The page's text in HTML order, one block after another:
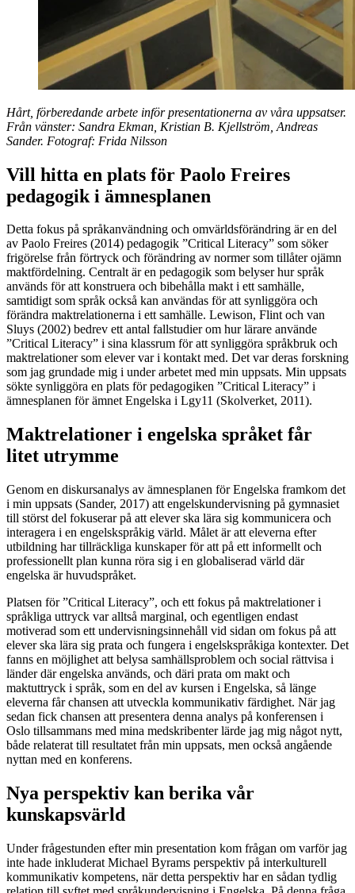
Hårt, förberedande arbete inför presentationerna av våra uppsatser.
Från vänster: Sandra Ekman, Kristian B. Kjellström, Andreas
Sander. Fotograf: Frida Nilsson
Vill hitta en plats för Paolo Freires
pedagogik i ämnesplanen
Detta fokus på språkanvändning och omvärldsförändring är en del
av Paolo Freires (2014) pedagogik ”Critical Literacy” som söker
frigörelse från förtryck och förändring av normer som tillåter ojämn
maktfördelning. Centralt är en pedagogik som belyser hur språk
används för att konstruera och bibehålla makt i ett samhälle,
samtidigt som språk också kan användas för att synliggöra och
förändra maktrelationerna i ett samhälle. Lewison, Flint och van
Sluys (2002) bedrev ett antal fallstudier om hur lärare använde
”Critical Literacy” i sina klassrum för att synliggöra språkbruk och
maktrelationer som elever var i kontakt med. Det var deras forskning
som jag grundade mig i under arbetet med min uppsats. Min uppsats
sökte synliggöra en plats för pedagogiken ”Critical Literacy” i
ämnesplanen för ämnet Engelska i Lgy11 (Skolverket, 2011).
Maktrelationer i engelska språket får
litet utrymme
Genom en diskursanalys av ämnesplanen för Engelska framkom det
i min uppsats (Sander, 2017) att engelskundervisning på gymnasiet
till störst del fokuserar på att elever ska lära sig kommunicera och
interagera i en engelskspråkig värld. Målet är att eleverna efter
utbildning har tillräckliga kunskaper för att på ett informellt och
professionellt plan kunna röra sig i en globaliserad värld där
engelska är huvudspråket.
Platsen för ”Critical Literacy”, och ett fokus på maktrelationer i
språkliga uttryck var alltså marginal, och egentligen endast
motiverad som ett undervisningsinnehåll vid sidan om fokus på att
elever ska lära sig prata och fungera i engelskspråkiga kontexter. Det
fanns en möjlighet att belysa samhällsproblem och social rättvisa i
länder där engelska används, och däri prata om makt och
maktuttryck i språk, som en del av kursen i Engelska, så länge
eleverna får chansen att utveckla kommunikativ färdighet. När jag
sedan fick chansen att presentera denna analys på konferensen i
Oslo tillsammans med mina medskribenter lärde jag mig något nytt,
både relaterat till resultatet från min uppsats, men också angående
nyttan med en konferens.
Nya perspektiv kan berika vår
kunskapsvärld
Under frågestunden efter min presentation kom frågan om varför jag
inte hade inkluderat Michael Byrams perspektiv på interkulturell
kommunikativ kompetens, när detta perspektiv har en sådan tydlig